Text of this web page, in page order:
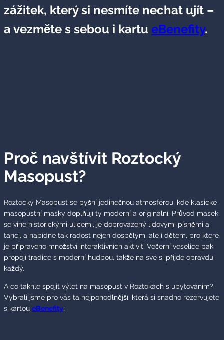
zážitek, který si nesmíte nechat ujít –
a vezměte s sebou i kartu eBenefity.
Proč navštívit Roztocký
Masopust?
Roztocký Masopust se pyšní jedinečnou atmosférou, kde klasické
masopustní masky doplňují ty moderní a originální. Průvod masek
se vine historickými ulicemi, je doprovázený lidovými písněmi a
tanci, a nabídne tak radost nejen dospělým, ale i dětem, pro které
je připraveno množství interaktivních aktivit. Večerní veselice pak
propojí tradice s moderní hudbou, takže na své si přijde opravdu
každý.
A co takhle spojit výlet na masopust v Roztokách s ubytováním?
Vybrali jsme pro vás ta nejpohodlnější, která si snadno rezervujete
s kartou eBenefity: